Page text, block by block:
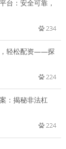
台：安全可靠，
234
，轻松配资——探
224
：揭秘非法杠
224